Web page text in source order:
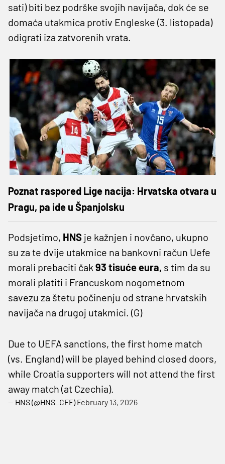
sati) biti bez podrške svojih navijača, dok će se
domaća utakmica protiv Engleske (3. listopada)
odigrati iza zatvorenih vrata.
Poznat raspored Lige nacija: Hrvatska otvara u
Pragu, pa ide u Španjolsku
Podsjetimo, HNS je kažnjen i novčano, ukupno
su za te dvije utakmice na bankovni račun Uefe
morali prebaciti čak 93 tisuće eura, s tim da su
morali platiti i Francuskom nogometnom
savezu za štetu počinenju od strane hrvatskih
navijača na drugoj utakmici. (G)
Due to UEFA sanctions, the first home match
(vs. England) will be played behind closed doors,
while Croatia supporters will not attend the first
away match (at Czechia).
— HNS (@HNS_CFF)February 13, 2026